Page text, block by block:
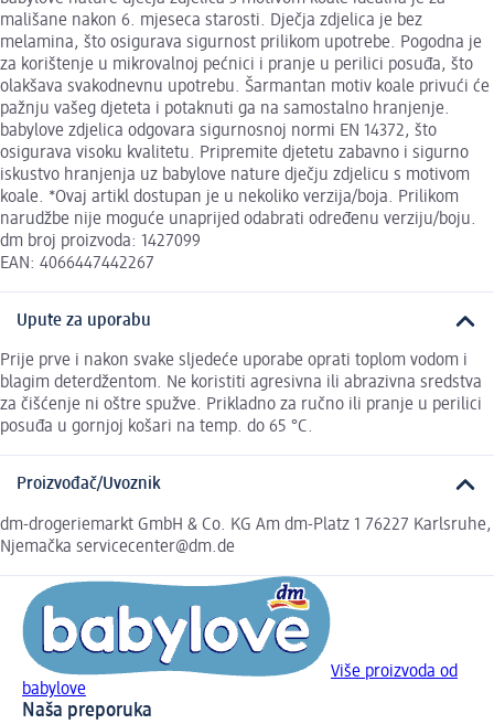
mališane nakon 6. mjeseca starosti. Dječja zdjelica je bez
melamina, što osigurava sigurnost prilikom upotrebe. Pogodna je
za korištenje u mikrovalnoj pećnici i pranje u perilici posuđa, što
olakšava svakodnevnu upotrebu. Šarmantan motiv koale privući će
pažnju vašeg djeteta i potaknuti ga na samostalno hranjenje.
babylove zdjelica odgovara sigurnosnoj normi EN 14372, što
osigurava visoku kvalitetu. Pripremite djetetu zabavno i sigurno
iskustvo hranjenja uz babylove nature dječju zdjelicu s motivom
koale. *Ovaj artikl dostupan je u nekoliko verzija/boja. Prilikom
narudžbe nije moguće unaprijed odabrati određenu verziju/boju.
dm broj proizvoda: 1427099
EAN: 4066447442267
Upute za uporabu
Prije prve i nakon svake sljedeće uporabe oprati toplom vodom i
blagim deterdžentom. Ne koristiti agresivna ili abrazivna sredstva
za čišćenje ni oštre spužve. Prikladno za ručno ili pranje u perilici
posuđa u gornjoj košari na temp. do 65 °C.
Proizvođač/Uvoznik
dm-drogeriemarkt GmbH & Co. KG Am dm-Platz 1 76227 Karlsruhe,
Njemačka servicecenter@dm.de
Više proizvoda od
babylove
Naša preporuka